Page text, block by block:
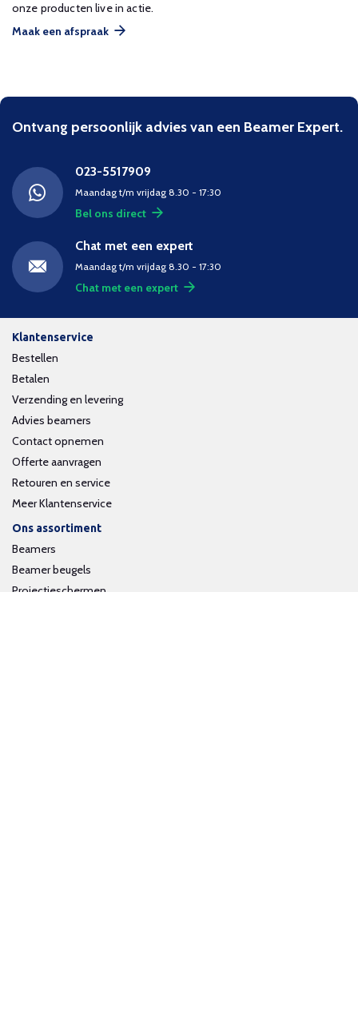
onze producten live in actie.
Maak een afspraak
Ontvang persoonlijk advies van een Beamer Expert.
023-5517909
Maandag t/m vrijdag 8.30 - 17:30
Bel ons direct
Chat met een expert
Maandag t/m vrijdag 8.30 - 17:30
Chat met een expert
Klantenservice
Bestellen
Betalen
Verzending en levering
Advies beamers
Contact opnemen
Offerte aanvragen
Retouren en service
Meer Klantenservice
Ons assortiment
Beamers
Beamer beugels
Projectieschermen